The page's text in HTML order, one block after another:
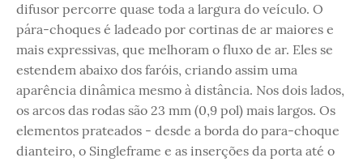
difusor percorre quase toda a largura do veículo. O
pára-choques é ladeado por cortinas de ar maiores e
mais expressivas, que melhoram o fluxo de ar. Eles se
estendem abaixo dos faróis, criando assim uma
aparência dinâmica mesmo à distância. Nos dois lados,
os arcos das rodas são 23 mm (0,9 pol) mais largos. Os
elementos prateados - desde a borda do para-choque
dianteiro, o Singleframe e as inserções da porta até o